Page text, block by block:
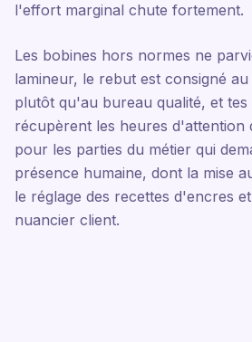
l'effort marginal chute fortement.
Les bobines hors normes ne
lamineur, le rebut est consigné
plutôt qu'au bureau qualité, et
récupèrent les heures d'attention
pour les parties du métier qui
présence humaine, dont la mise
le réglage des recettes d'encres
nuancier client.